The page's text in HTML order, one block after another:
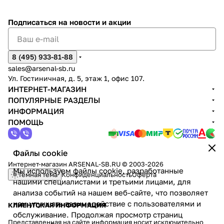
IP‑ и AHD‑камеры— уличные и внутренние модели с
разрешением до 8 Мп, ИК‑подсветкой до 50 м,
защитой от вандализма (IK10) и работой в широком
диапазоне температур (от −40 °C до +60 °C).
Видеорегистраторы
до 32 каналов, запись в разрешении 4K, удалённый
доступ через облако, детекцию движения и
интеллектуальные функции.
Гибридные системы— совместимы с аналоговыми
и IP‑камерами, что позволяет модернизировать
существующие комплексы без полной замены
оборудования.
Файлы cookie
Мы используем файлы cookie, разработанные
нашими специалистами и третьими лицами, для
анализа событий на нашем веб-сайте, что позволяет
нам улучшать взаимодействие с пользователями и
обслуживание. Продолжая просмотр страниц
Подписаться на новости и акции
8 (495) 933-81-88
sales@arsenal-sb.ru
Ул. Гостиничная, д. 5, этаж 1, офис 107.
ИНТЕРНЕТ-МАГАЗИН
ПОПУЛЯРНЫЕ РАЗДЕЛЫ
ИНФОРМАЦИЯ
ПОМОЩЬ
Интернет-магазин ARSENAL-SB.RU © 2003-2026
Темная тема КонфиденциальностьОферта
КЛИЕНТСКАЯ ИНФОРМАЦИЯ
Представленная на сайте информация носит исключительно